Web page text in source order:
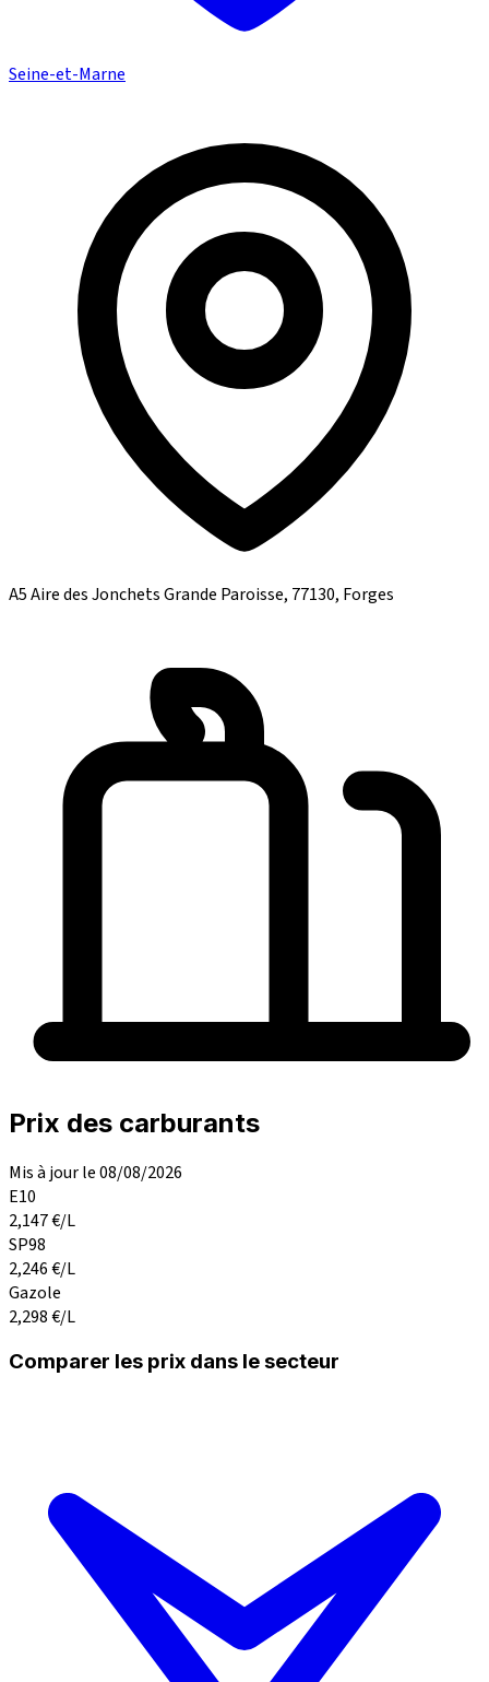
Seine-et-Marne
A5 Aire des Jonchets Grande Paroisse, 77130, Forges
Prix des carburants
Mis à jour le 08/08/2026
E10
2,147€/L
SP98
2,246€/L
Gazole
2,298€/L
Comparer les prix dans le secteur